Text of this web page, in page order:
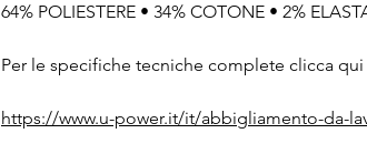
64% POLIESTERE • 34% COTONE • 2%
Per le specifiche tecniche complete clicca qui
https://www.u-power.it/it/abbigliamento-da-